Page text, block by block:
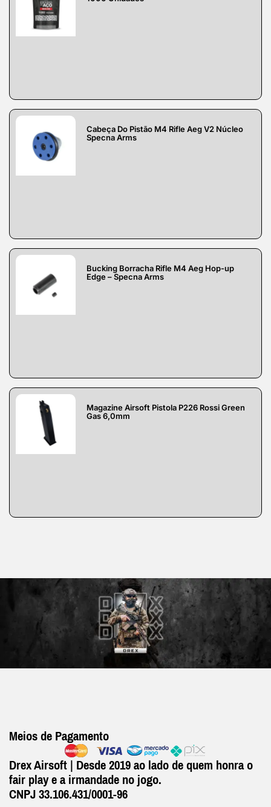
Cabeça Do Pistão M4 Rifle Aeg V2 Núcleo
Specna Arms
Bucking Borracha Rifle M4 Aeg Hop-up
Edge – Specna Arms
Magazine Airsoft Pistola P226 Rossi Green
Gas 6,0mm
Meios de Pagamento
Drex Airsoft | Desde 2019 ao lado de quem honra o
fair play e a irmandade no jogo.
CNPJ 33.106.431/0001-96